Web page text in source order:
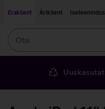
Eraklient
Äriklient Iseteenindus